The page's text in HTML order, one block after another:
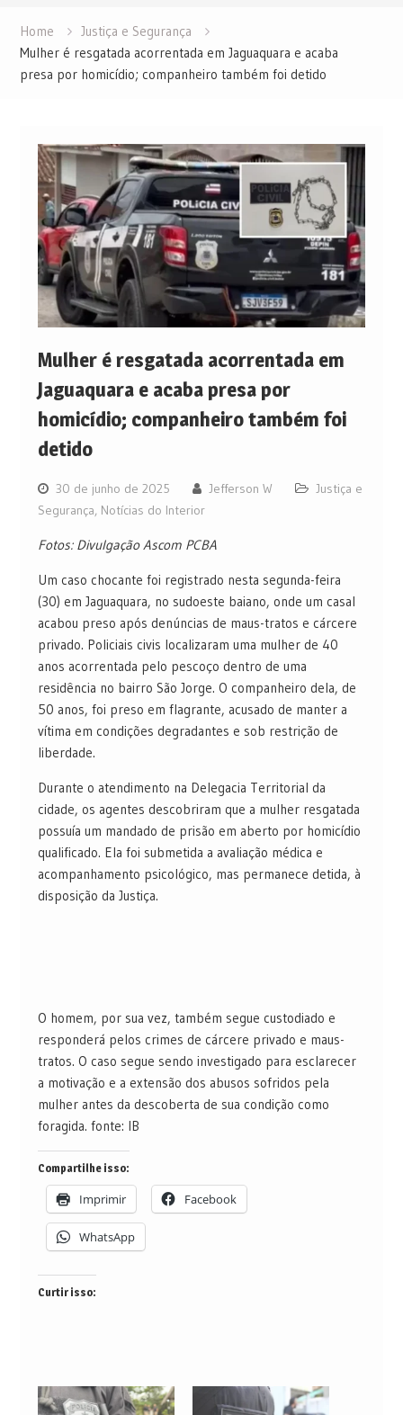
Home
Justiça e Segurança
Mulher é resgatada acorrentada em Jaguaquara e acaba
presa por homicídio; companheiro também foi detido
Mulher é resgatada acorrentada em
Jaguaquara e acaba presa por
homicídio; companheiro também foi
detido
30 de junho de 2025 Jefferson W
Justiça e
Segurança, Notícias do Interior
Fotos: Divulgação Ascom PCBA
Um caso chocante foi registrado nesta segunda-feira
(30) em Jaguaquara, no sudoeste baiano, onde um casal
acabou preso após denúncias de maus-tratos e cárcere
privado. Policiais civis localizaram uma mulher de 40
anos acorrentada pelo pescoço dentro de uma
residência no bairro São Jorge. O companheiro dela, de
50 anos, foi preso em flagrante, acusado de manter a
vítima em condições degradantes e sob restrição de
liberdade.
Durante o atendimento na Delegacia Territorial da
cidade, os agentes descobriram que a mulher resgatada
possuía um mandado de prisão em aberto por homicídio
qualificado. Ela foi submetida a avaliação médica e
acompanhamento psicológico, mas permanece detida, à
disposição da Justiça.
O homem, por sua vez, também segue custodiado e
responderá pelos crimes de cárcere privado e maus-
tratos. O caso segue sendo investigado para esclarecer
a motivação e a extensão dos abusos sofridos pela
mulher antes da descoberta de sua condição como
foragida. fonte: IB
Compartilhe isso:
Imprimir Facebook
WhatsApp
Curtir isso: